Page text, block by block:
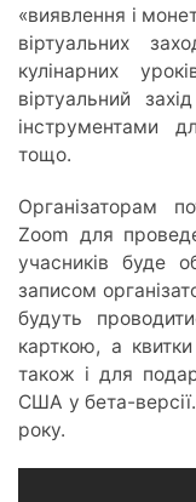
«виявлення і
віртуальних
кулінарних
віртуальний
інструментами
тощо.
Організаторам
Zoom для
учасників буде
записом
будуть
карткою, а
також і для
США у бета-версії.
року.